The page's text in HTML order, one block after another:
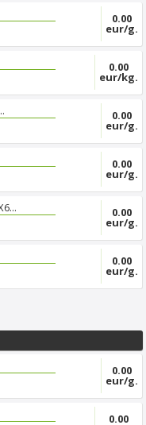
0.00
eur/g.
0.00
eur/kg.
0.00
eur/g.
0.00
eur/g.
0.00
eur/g.
0.00
eur/g.
0.00
eur/g.
0.00